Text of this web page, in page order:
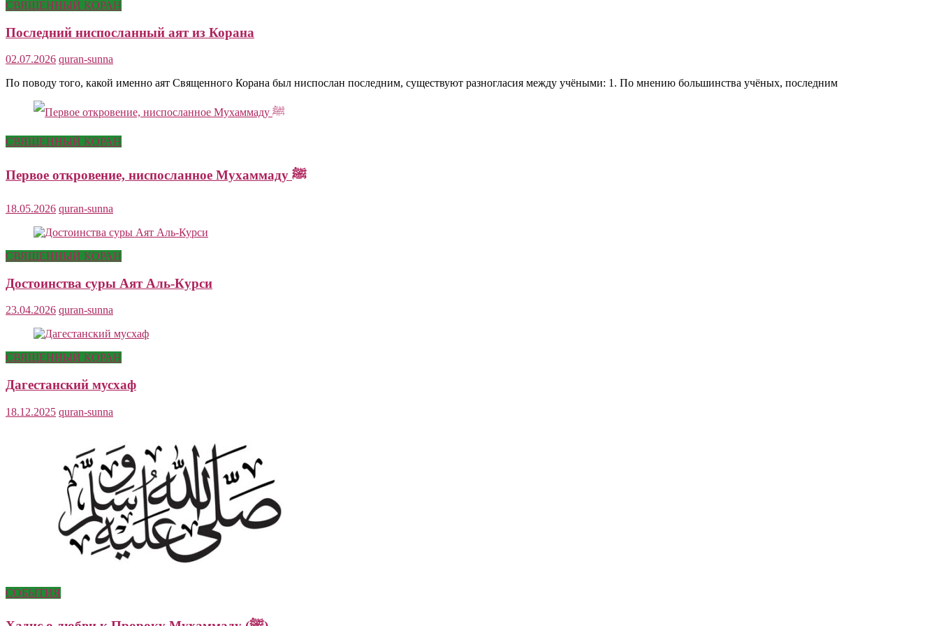
СВЯЩЕННЫЙ КОРАН
Последний ниспосланный аят из Корана
02.07.2026 quran-sunna
По поводу того, какой именно аят Священного Корана был ниспослан последним, существуют разногласия между учёными: 1. По мнению большинства учёных, последним
СВЯЩЕННЫЙ КОРАН
Первое откровение, ниспосланное Мухаммаду ﷺ
18.05.2026 quran-sunna
СВЯЩЕННЫЙ КОРАН
Достоинства суры Аят Аль-Курси
23.04.2026 quran-sunna
СВЯЩЕННЫЙ КОРАН
Дагестанский мусхаф
18.12.2025 quran-sunna
СОБЫТИЯ